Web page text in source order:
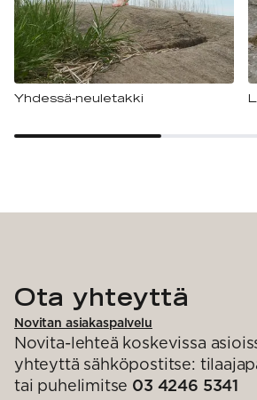
Yhdessä-neuletakki
Ota yhteyttä
Novitan asiakaspalvelu
Novita-lehteä koskevissa
yhteyttä sähköpostitse:
tai puhelimitse 03 4246 5341